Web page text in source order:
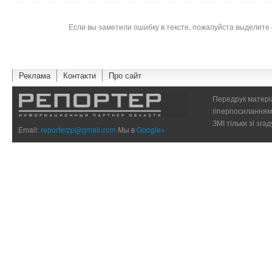
Если вы заметили ошибку в тексте, пожалуйста
Реклама Контакти Про сайт
Email:reporterzp@gmail.com Мы вGoogle+
Передрук
ЗМІ тільки зі